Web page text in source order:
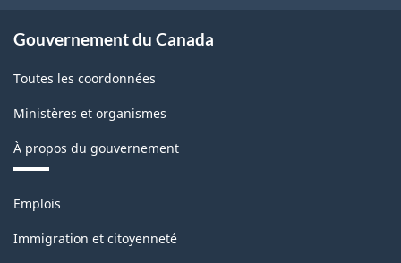
2017
-
Structure
la
classification
Gouvernement du Canada
Toutes les coordonnées
Ministères et organismes
À propos du gouvernement
Thèmes
sujets
Emplois
Immigration et citoyenneté